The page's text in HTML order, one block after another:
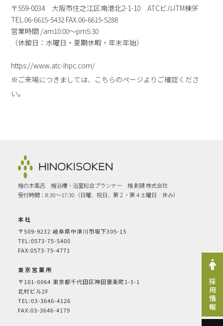
〒559-0034 大阪市住之江区南港北2-1-10 ATCビルITM棟9F
TEL.06-6615-5432 FAX.06-6615-5288
営業時間 /am10:00〜pm5:30
（休館日：水曜日・夏期休暇・年末年始）
https://www.atc-ihpc.com/
※ご来場につきましては、こちらのページよりご確認くださ
い。
檜の木風呂 檜浴槽・浴室総合プランナー 檜 創建 株式会社
受付時間：8:30〜17:30（日曜、祝日、第２・第４土曜日 休み）
本社
〒509-9232 岐阜県中津川市坂下305-15
TEL:0573-75-5400
FAX:0573-75-4771
東京営業所
〒101-0064 東京都千代田区神田猿楽町1-3-1
北村ビル2F
TEL:03-3646-4126
FAX:03-3646-4179
採用情報